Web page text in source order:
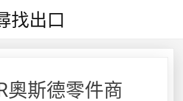
找出口
奧斯德零件商